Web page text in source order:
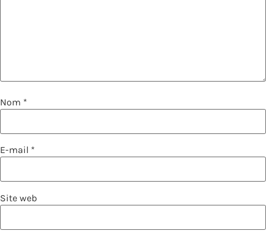
Nom *
E-mail *
Site web